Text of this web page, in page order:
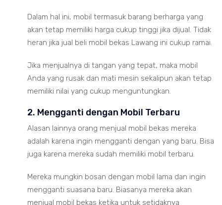
Dalam hal ini, mobil termasuk barang berharga yang
akan tetap memiliki harga cukup tinggi jika dijual. Tidak
heran jika jual beli mobil bekas Lawang ini cukup ramai.
Jika menjualnya di tangan yang tepat, maka mobil
Anda yang rusak dan mati mesin sekalipun akan tetap
memiliki nilai yang cukup menguntungkan.
2. Mengganti dengan Mobil Terbaru
Alasan lainnya orang menjual mobil bekas mereka
adalah karena ingin mengganti dengan yang baru. Bisa
juga karena mereka sudah memiliki mobil terbaru.
Mereka mungkin bosan dengan mobil lama dan ingin
mengganti suasana baru. Biasanya mereka akan
menjual mobil bekas ketika untuk setidaknya